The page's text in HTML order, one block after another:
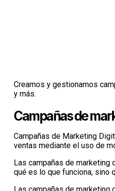
Creamos y gestionamos
y más.
Campañas de
Campañas de Marketing
ventas mediante el uso de
Las campañas de
qué es lo que funciona, sino